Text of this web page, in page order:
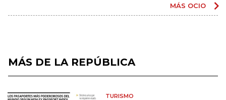
MÁS OCIO
MÁS DE LA REPÚBLICA
TURISMO